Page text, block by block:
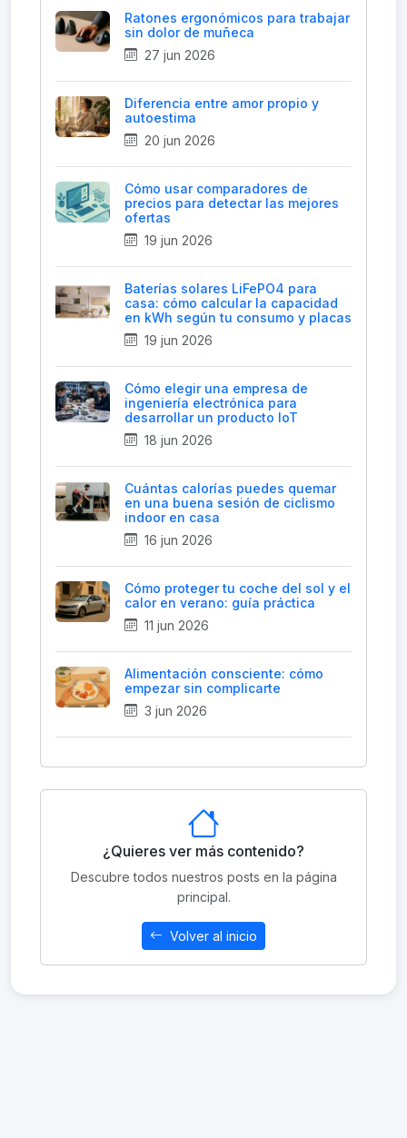
Ratones ergonómicos para trabajar
sin dolor de muñeca
27 jun 2026
Diferencia entre amor propio y
autoestima
20 jun 2026
Cómo usar comparadores de
precios para detectar las mejores
ofertas
19 jun 2026
Baterías solares LiFePO4 para
casa: cómo calcular la capacidad
en kWh según tu consumo y placas
19 jun 2026
Cómo elegir una empresa de
ingeniería electrónica para
desarrollar un producto IoT
18 jun 2026
Cuántas calorías puedes quemar
en una buena sesión de ciclismo
indoor en casa
16 jun 2026
Cómo proteger tu coche del sol y el
calor en verano: guía práctica
11 jun 2026
Alimentación consciente: cómo
empezar sin complicarte
3 jun 2026
¿Quieres ver más contenido?
Descubre todos nuestros posts en la página
principal.
Volver al inicio